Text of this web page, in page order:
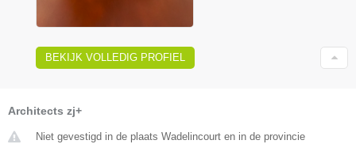
BEKIJK VOLLEDIG PROFIEL
Architects zj+
Niet gevestigd in de plaats Wadelincourt en in de provincie